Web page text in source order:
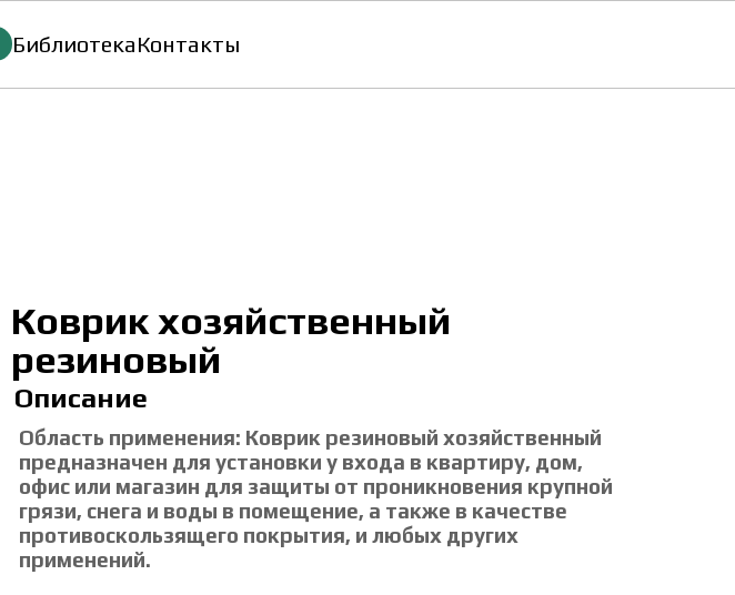
БиблиотекаКонтакты
Коврик хозяйственный
резиновый
Описание
Область применения: Коврик резиновый хозяйственный
предназначен для установки у входа в квартиру, дом,
офис или магазин для защиты от проникновения крупной
грязи, снега и воды в помещение, а также в качестве
противоскользящего покрытия, и любых других
применений.